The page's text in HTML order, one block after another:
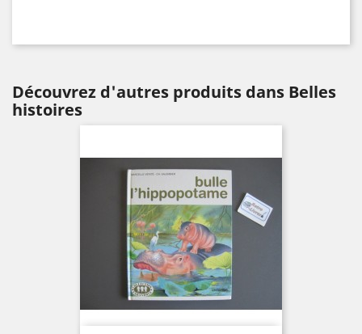
Découvrez d'autres produits dans Belles
histoires